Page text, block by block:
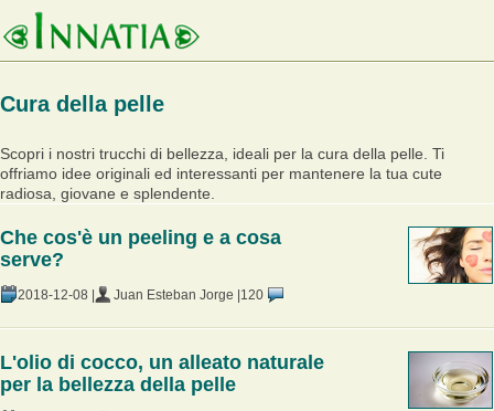
Cura della pelle
Scopri i nostri trucchi di bellezza, ideali per la cura della pelle. Ti
offriamo idee originali ed interessanti per mantenere la tua cute
radiosa, giovane e splendente.
Che cos'è un peeling e a cosa
serve?
2018-12-08 | Juan Esteban Jorge | 120
L'olio di cocco, un alleato naturale
per la bellezza della pelle